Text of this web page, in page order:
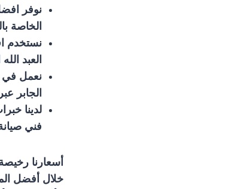
نوفر
الخاصة
نستخدم
العبد الله
نعمل في
الجابر
لدينا
فني
أسعارنا
خلال أفضل